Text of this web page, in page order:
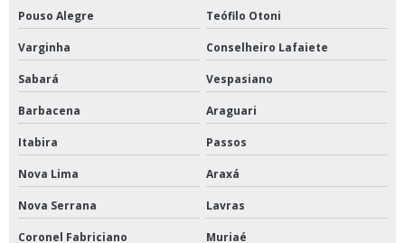
Pouso Alegre Teófilo Otoni
Varginha Conselheiro Lafaiete
Sabará Vespasiano
Barbacena Araguari
Itabira Passos
Nova Lima Araxá
Nova Serrana Lavras
Coronel Fabriciano Muriaé